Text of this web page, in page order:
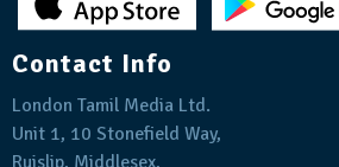
Contact Info
London Tamil Media Ltd.
Unit 1, 10 Stonefield Way,